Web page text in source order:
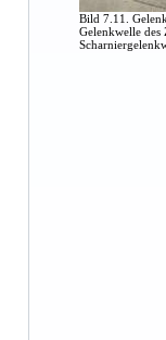
Bild 7.11.
Gelenkwelle des